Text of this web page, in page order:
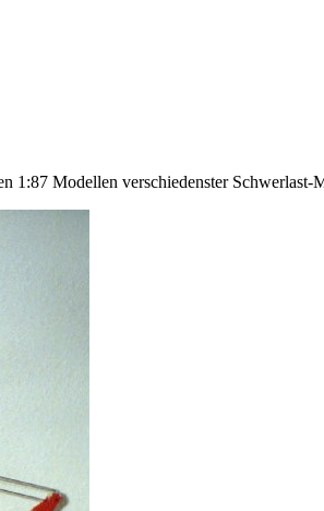
1:87 Modellen verschiedenster Schwerlast-